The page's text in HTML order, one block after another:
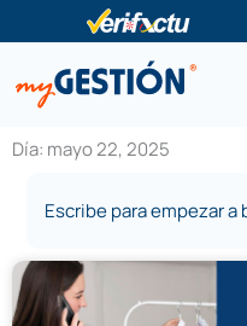
al
contenido
Día: mayo 22, 2025